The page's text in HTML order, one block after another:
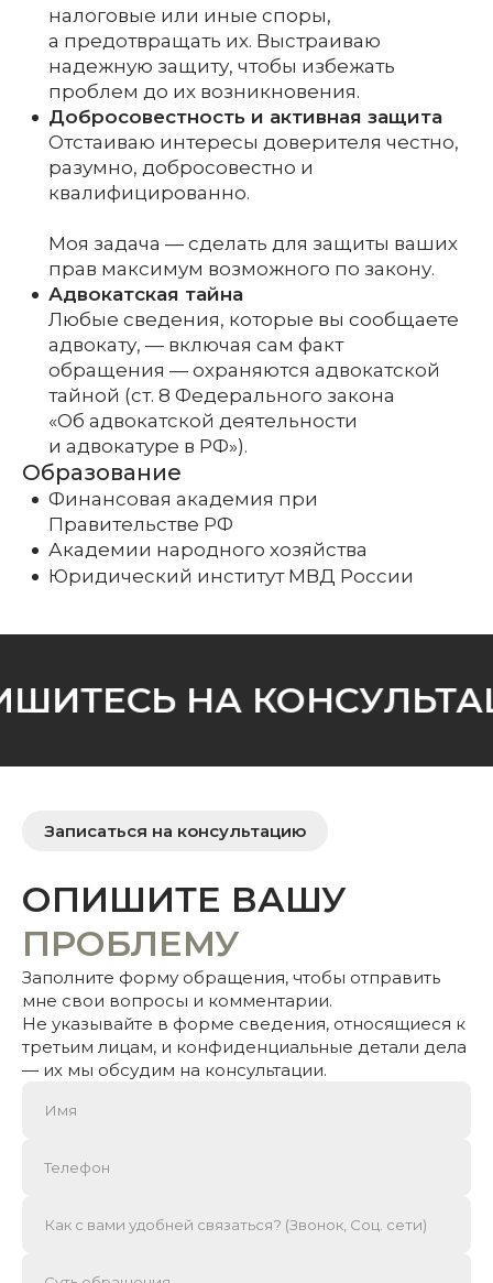
налоговые или иные споры,
а предотвращать их. Выстраиваю
надежную защиту, чтобы избежать
проблем до их возникновения.
Добросовестность и активная защита
Отстаиваю интересы доверителя честно,
разумно, добросовестно и
квалифицированно.
Моя задача — сделать для защиты ваших
прав максимум возможного по закону.
Адвокатская тайна
Любые сведения, которые вы сообщаете
адвокату, — включая сам факт
обращения — охраняются адвокатской
тайной (ст. 8 Федерального закона
«Об адвокатской деятельности
и адвокатуре в РФ»).
Образование
Финансовая академия при
Правительстве РФ
Академии народного хозяйства
Юридический институт МВД России
НА
Записаться на консультацию
ОПИШИТЕ ВАШУ
ПРОБЛЕМУ
Заполните форму обращения, чтобы отправить
мне свои вопросы и комментарии.
Не указывайте в форме сведения, относящиеся к
третьим лицам, и конфиденциальные детали дела
— их мы обсудим на консультации.